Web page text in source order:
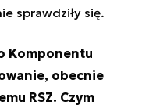
sprawdziły się.
Komponentu
obecnie
RSZ. Czym